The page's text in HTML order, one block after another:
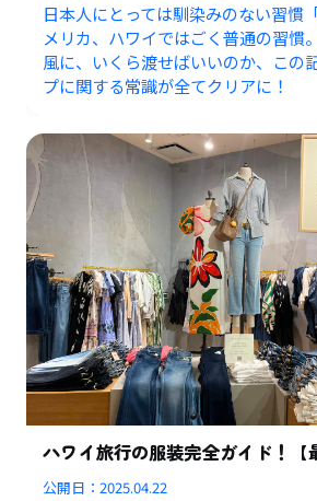
日本人にとっては馴染みのない習慣
メリカ、ハワイではごく普通の習慣
風に、いくら渡せばいいのか、この
プに関する常識が全てクリアに！
ハワイ旅行の服装完全ガイド！【
公開日：2025.04.22